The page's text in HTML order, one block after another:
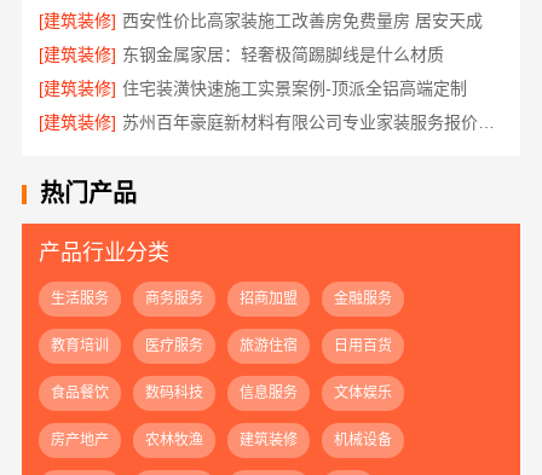
[建筑装修] 西安性价比高家装施工改善房免费量房 居安天成
[建筑装修] 东钢金属家居：轻奢极简踢脚线是什么材质
[建筑装修] 住宅装潢快速施工实景案例-顶派全铝高端定制
[建筑装修]
苏州百年豪庭新材料有限公司专业家装服务报价老房翻新
热门产品
产品行业分类
生活服务 商务服务 招商加盟 金融服务
教育培训 医疗服务 旅游住宿 日用百货
食品餐饮 数码科技 信息服务 文体娱乐
房产地产 农林牧渔 建筑装修 机械设备